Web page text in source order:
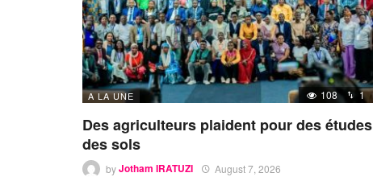
A LA UNE 108 1
Des agriculteurs plaident pour des études
des sols
byJotham IRATUZI August 7, 2026